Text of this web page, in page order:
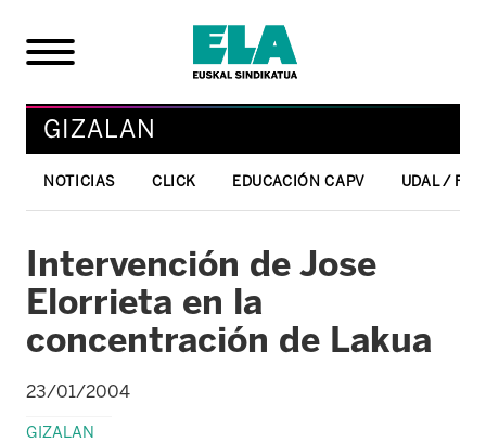
GIZALAN
NOTICIAS CLICK EDUCACIÓN CAPV UDAL /
Intervención de Jose
Elorrieta en la
concentración de Lakua
23/01/2004
GIZALAN